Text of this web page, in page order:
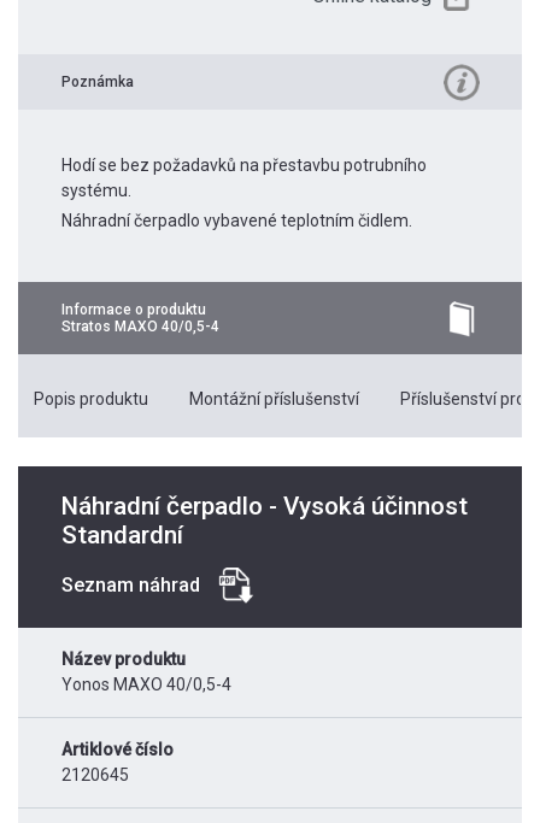
Poznámka
Hodí se bez požadavků na přestavbu potrubního
systému.
Náhradní čerpadlo vybavené teplotním čidlem.
Informace o produktu
Stratos MAXO 40/0,5-4
Popis produktu Montážní příslušenství Příslušenství pro
Náhradní čerpadlo - Vysoká účinnost
Standardní
Seznam náhrad
Název produktu
Yonos MAXO 40/0,5-4
Artiklové číslo
2120645